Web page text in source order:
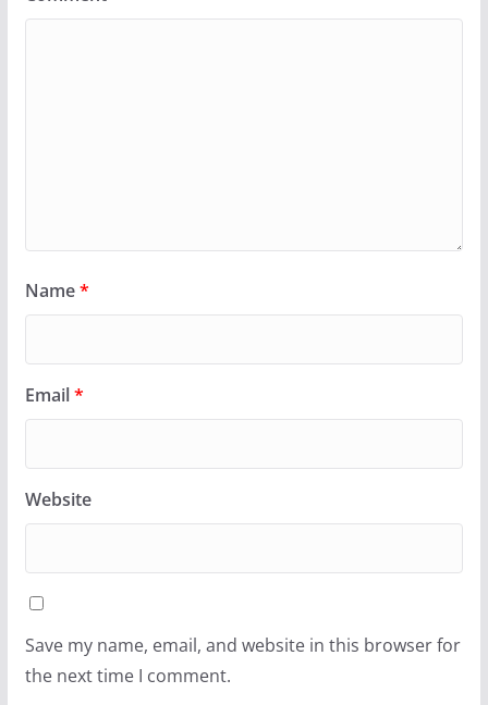
Name*
Email*
Website
Save my name, email, and website in this browser for
the next time I comment.